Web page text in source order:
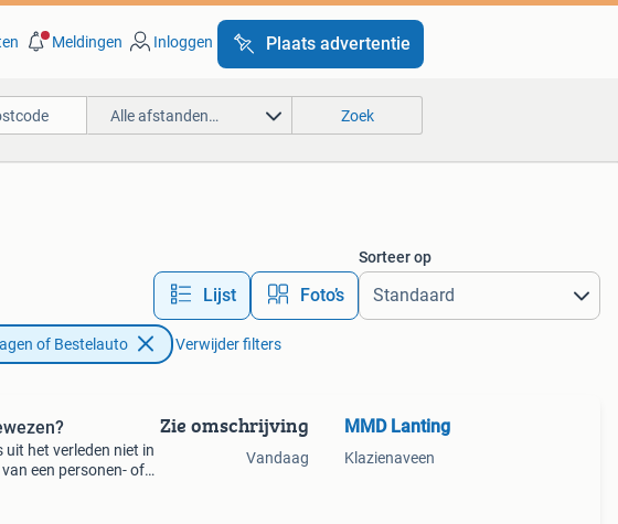
Meldingen Inloggen Plaats advertentie
Alle afstanden… Zoek
Lijst Foto’s
Sorteer op
of Bestelauto Verwijder filters
uit het verleden niet in
een personen- of
Zie omschrijving
Vandaag
MMD Lanting
Klazienaveen